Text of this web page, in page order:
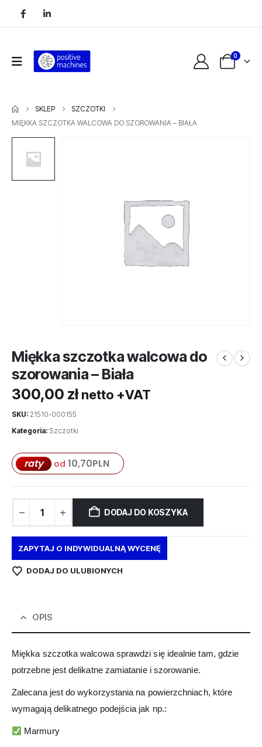
0
SKLEP
SZCZOTKI
MIĘKKA SZCZOTKA WALCOWA DO SZOROWANIA – BIAŁA
Miękka szczotka walcowa do
szorowania – Biała
300,00 zł netto +VAT
SKU: 21510-000155
Kategoria: Szczotki
raty od 10,70PLN
DODAJ DO KOSZYKA
ZAPYTAJ O INDYWIDUALNĄ WYCENĘ
DODAJ DO ULUBIONYCH
OPIS
Miękka szczotka walcowa sprawdzi się idealnie tam, gdzie
potrzebne jest delikatne zamiatanie i szorowanie.
Zalecana jest do wykorzystania na powierzchniach, które
wymagają delikatnego podejścia jak np.:
Marmury